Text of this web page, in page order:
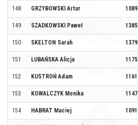
148 GRZYBOWSKI Artur 1089
149 SZADKOWSKI Paweł 1385
150 SKELTON Sarah 1379
151 LUBAŃSKA Alicja 1175
152 KUSTROŃ Adam 1161
153 KOWALCZYK Monika 1147
154 HABRAT Maciej 1091